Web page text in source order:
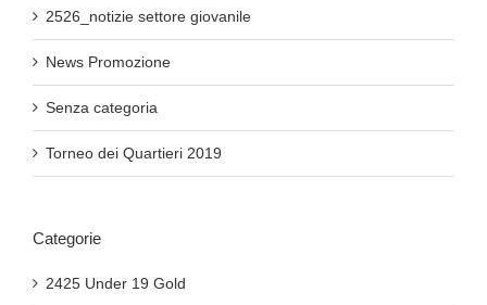
2526_notizie settore giovanile
News Promozione
Senza categoria
Torneo dei Quartieri 2019
Categorie
2425 Under 19 Gold